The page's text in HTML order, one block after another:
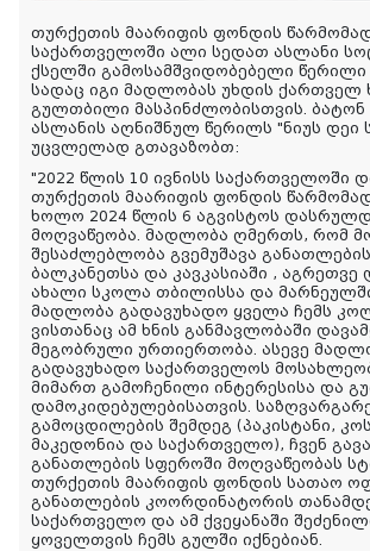
თურქეთის მაარიფის ფონდის
საქართველოში ალი სედათ ასლანი
ქსელში გამოსამშვიდობებელი წერილი
სადაც იგი მადლობას უხდის ქართველ
გულთბილი მასპინძლობისთვის.
ასლანის აღნიშნულ წერილს "ნიუს დეი
უცვლელად გთავაზობთ:
"2022 წლის 10 ივნისს საქართველოში
თურქეთის მაარიფის ფონდის
ხოლო 2024 წლის 6 აგვისტოს
მოღვაწეობა. მადლობა ღმერთს, რომ
შესაძლებლობა გვემუშავა
ბალკანეთსა და კავკასიაში , აგრეთვე
ახალი სკოლა თბილისსა და
მადლობა გადავუხადო ყველა ჩემს
ვისთანაც ამ ხნის განმავლობაში
მეგობრული ურთიერთობა. ასევე
გადავუხადო საქართველოს
მიმართ გამოჩენილი ინტერესისა და
დამოკიდებულებისათვის.
გამოცდილების შემდეგ (პაკისტანი,
მაკედონია და საქართველო), ჩვენ
განათლების სფეროში მოღვაწეობას
თურქეთის მაარიფის ფონდის სათაო
განათლების კოორდინატორის
საქართველო და ამ ქვეყანაში
ყოველთვის ჩემს გულში იქნებიან.